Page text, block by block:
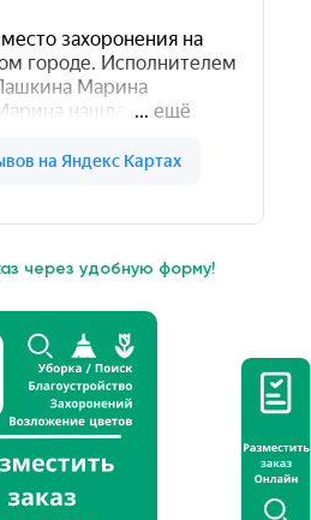
через удобную форму!